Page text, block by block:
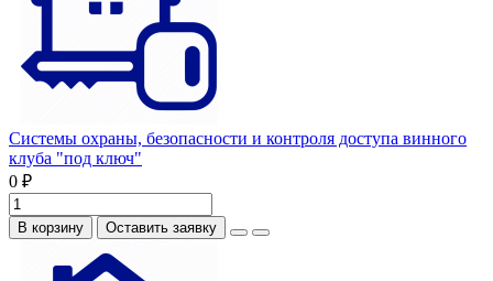
Системы охраны, безопасности и контроля доступа винного
клуба "под ключ"
0 ₽
В корзину Оставить заявку